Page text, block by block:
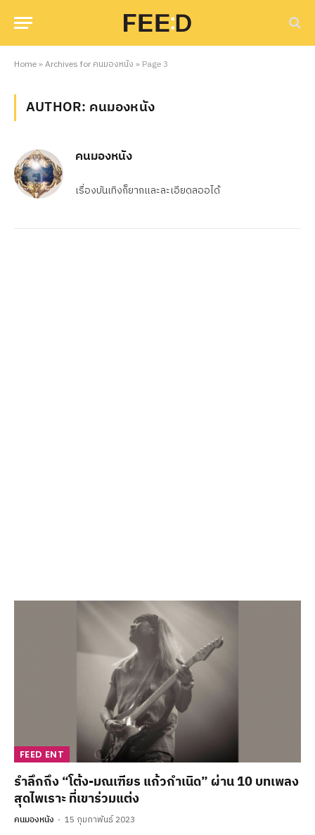
Home»Archives for คนมองหนัง » Page 3
AUTHOR: คนมองหนัง
คนมองหนัง
เรื่องบันเทิงก็ยากและละเอียดลออได้
FEED ENT
รำลึกถึง “โต้ง-มณเฑียร แก้วกำเนิด” ผ่าน 10 บทเพลง
สุดไพเราะ ที่เขาร่วมแต่ง
คนมองหนัง 15 กุมภาพันธ์ 2023